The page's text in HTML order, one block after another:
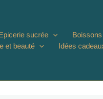
sucrée Boissons
et beauté Idées